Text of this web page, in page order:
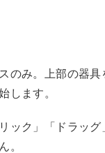
のみ。上部の器具
します。
ック」「ドラッグ
。